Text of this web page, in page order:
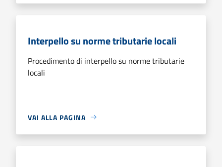
Interpello su norme tributarie locali
Procedimento di interpello su norme tributarie
locali
VAI ALLA PAGINA